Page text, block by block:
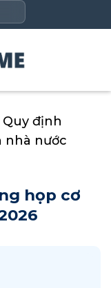
Quy định
nhà nước
họp cơ